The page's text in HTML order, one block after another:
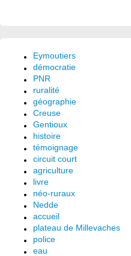
Eymoutiers
démocratie
PNR
ruralité
géographie
Creuse
Gentioux
histoire
témoignage
circuit court
agriculture
livre
néo-ruraux
Nedde
accueil
plateau de Millevaches
police
eau